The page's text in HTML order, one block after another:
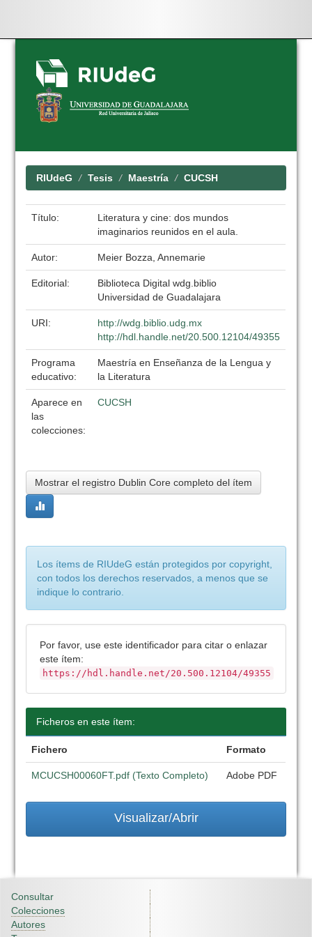
Skip
navigation
RIUdeG Tesis Maestría CUCSH
Título:
Literatura y cine: dos mundos
imaginarios reunidos en el aula.
Autor: Meier Bozza, Annemarie
Editorial:
Biblioteca Digital wdg.biblio
Universidad de Guadalajara
URI:
http://wdg.biblio.udg.mx
http://hdl.handle.net/20.500.12104/49355
Programa
educativo:
Maestría en Enseñanza de la Lengua y
la Literatura
Aparece en
las
colecciones:
CUCSH
Mostrar el registro Dublin Core completo del ítem
Los ítems de RIUdeG están protegidos por copyright,
con todos los derechos reservados, a menos que se
indique lo contrario.
Por favor, use este identificador para citar o enlazar
este ítem:
https://hdl.handle.net/20.500.12104/49355
Ficheros en este ítem:
Fichero Formato
MCUCSH00060FT.pdf (Texto Completo) Adobe PDF
Visualizar/Abrir
Consultar
Colecciones
Autores